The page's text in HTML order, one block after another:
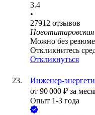
3.4
•
27912 отзывов
Новотитаровская
Можно без резюме
Откликнитесь
Откликнуться
Инженер-
от 90 000 ₽ за
Опыт 1-3 года